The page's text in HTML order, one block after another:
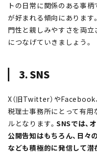
トの日常に関係のある事
が好まれる傾向にあります
門性と親しみやすさを両立
につなげていきましょう。
3. SNS
X（旧Twitter）や
税理士事務所にとって有
ルとなります。 SNSでは、
公開告知はもちろん、日々
なども積極的に発信して